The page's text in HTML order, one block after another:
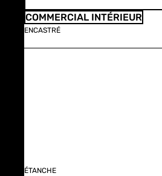
COMMERCIAL INTÉRIEUR
ENCASTRÉ
ÉTANCHE